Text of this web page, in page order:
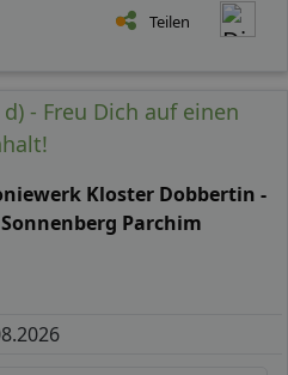
Teilen
- Freu Dich auf einen
Kloster Dobbertin -
Parchim